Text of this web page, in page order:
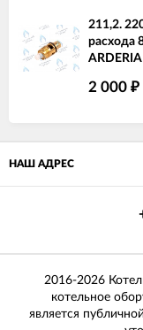
211,2.
расхода
ARDERIA
2 000 ₽
НАШ АДРЕС
2016-2026
котельное
является